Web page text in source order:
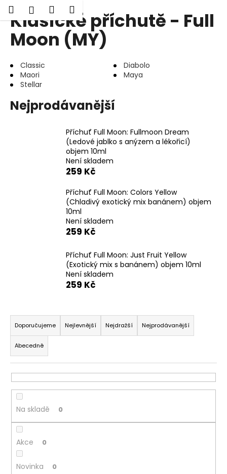
Přejít
obsah
HledatPřihlášení
Nákupní
košík
Menu
Klasické příchutě - Full
Moon (MY)
Classic
Diabolo
Maori
Maya
Stellar
Nejprodávanější
Příchuť Full Moon: Fullmoon Dream
(Ledové jablko s anýzem a lékořicí)
objem 10ml
Není skladem
259 Kč
Příchuť Full Moon: Colors Yellow
(Chladivý exotický mix banánem) objem
10ml
Není skladem
259 Kč
Příchuť Full Moon: Just Fruit Yellow
(Exotický mix s banánem) objem 10ml
Není skladem
259 Kč
Ř
a
z
e
n
í
p
o
d
u
k
Doporučujeme Nejlevnější Nejdražší Nejprodávanější
Abecedně
Na skladě 0
Akce 0
Novinka 0
o Zpět
Zpět
o
p
t
D
o
p
o
u
u